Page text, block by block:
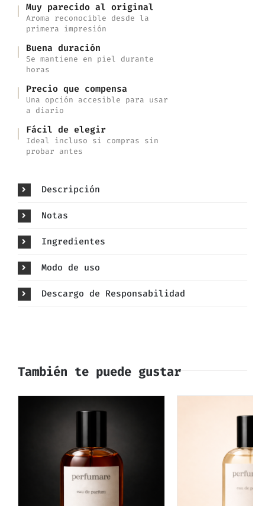
Muy parecido al original
Aroma reconocible desde la
primera impresión
Buena duración
Se mantiene en piel durante
horas
Precio que compensa
Una opción accesible para usar
a diario
Fácil de elegir
Ideal incluso si compras sin
probar antes
Descripción
Notas
Ingredientes
Modo de uso
Descargo de Responsabilidad
También te puede gustar